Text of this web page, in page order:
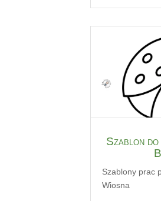
Szablon
Szablony prac
Wiosna